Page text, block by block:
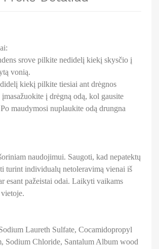
srove pilkite nedidelį kiekį skysčio į
vonią.
kiekį pilkite tiesiai ant drėgnos
į drėgną odą, kol gausite
maudymosi nuplaukite odą drungna
naudojimui. Saugoti, kad nepatektų
turint individualų netoleravimą vienai iš
esant pažeistai odai. Laikyti vaikams
Laureth Sulfate, Cocamidopropyl
Sodium Chloride, Santalum Album wood